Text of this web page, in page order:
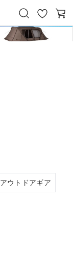
お
気
カ
アウトドアギア